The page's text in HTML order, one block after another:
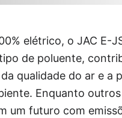
elétrico, o JAC E-
de poluente,
qualidade do ar e a
Enquanto
um futuro com